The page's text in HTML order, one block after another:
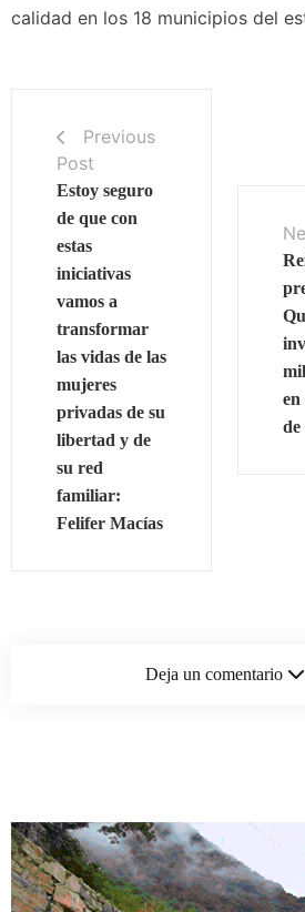
calidad en los 18 municipios del
Previous
Post
Estoy seguro
de que con
estas
iniciativas
vamos a
transformar
las vidas de las
mujeres
privadas de su
libertad y de
su red
familiar:
Felifer Macías
en
de
Deja un comentario